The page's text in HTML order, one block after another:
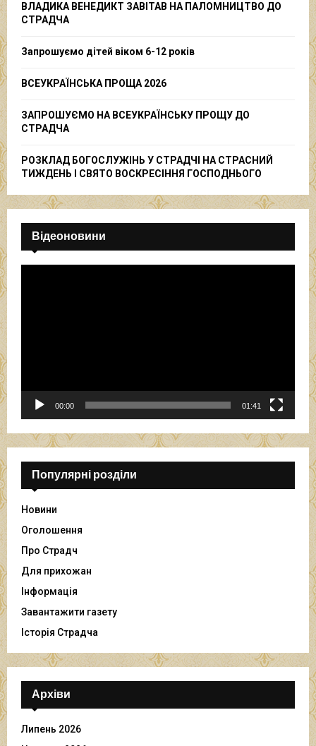
r
ВЛАДИКА ВЕНЕДИКТ ЗАВІТАВ НА ПАЛОМНИЦТВО ДО
СТРАДЧА
Запрошуємо дітей віком 6-12 років
ВСЕУКРАЇНСЬКА ПРОЩА 2026
ЗАПРОШУЄМО НА ВСЕУКРАЇНСЬКУ ПРОЩУ ДО
СТРАДЧА
РОЗКЛАД БОГОСЛУЖІНЬ У СТРАДЧІ НА СТРАСНИЙ
ТИЖДЕНЬ І СВЯТО ВОСКРЕСІННЯ ГОСПОДНЬОГО
Відеоновини
г
а
в
а
ч
00:00 01:41
Популярні розділи
Новини
Оголошення
Про Страдч
Для прихожан
Інформація
Завантажити газету
Історія Страдча
Архіви
Липень 2026